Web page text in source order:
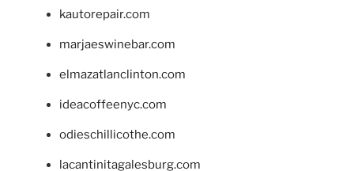
kautorepair.com
marjaeswinebar.com
elmazatlanclinton.com
ideacoffeenyc.com
odieschillicothe.com
lacantinitagalesburg.com